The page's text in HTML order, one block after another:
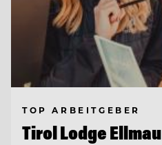
TOP ARBEITGEBER
Tirol Lodge Ellmau